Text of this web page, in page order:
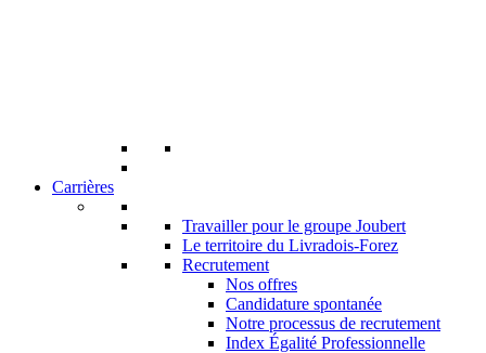
Carrières
Travailler pour le groupe Joubert
Le territoire du Livradois-Forez
Recrutement
Nos offres
Candidature spontanée
Notre processus de recrutement
Index Égalité Professionnelle